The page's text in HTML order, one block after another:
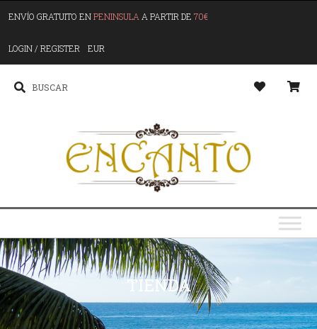
ENVÍO GRATUITO ENPENINSULA A PARTIR DE 70€
LOGIN / REGISTER EUR
TIENDA